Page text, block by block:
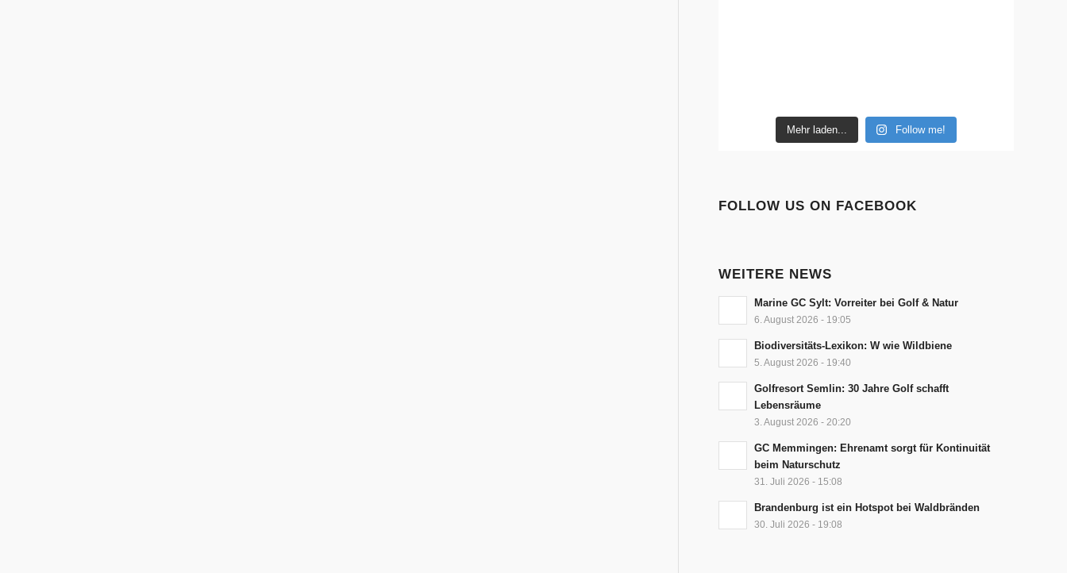
Mehr laden... Follow me!
FOLLOW US ON FACEBOOK
WEITERE NEWS
Marine GC Sylt: Vorreiter bei Golf & Natur
6. August 2026 - 19:05
Biodiversitäts-Lexikon: W wie Wildbiene
5. August 2026 - 19:40
Golfresort Semlin: 30 Jahre Golf schafft
Lebensräume
3. August 2026 - 20:20
GC Memmingen: Ehrenamt sorgt für Kontinuität
beim Naturschutz
31. Juli 2026 - 15:08
Brandenburg ist ein Hotspot bei Waldbränden
30. Juli 2026 - 19:08